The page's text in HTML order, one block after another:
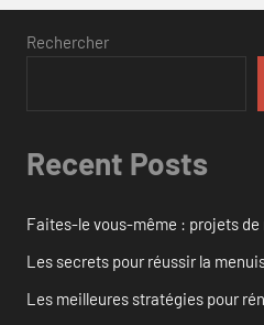
Rechercher
Recent Posts
Faites-le vous-même : projets
Les secrets pour réussir la
Les meilleures stratégies pour